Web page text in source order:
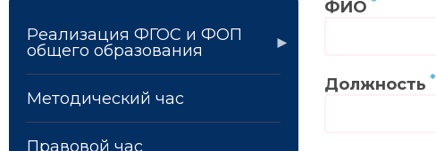
ФИО
Должность
Реализация ФГОС и ФОП
общего образования
Методический час
Правовой час